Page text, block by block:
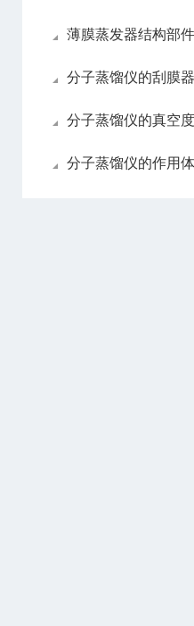
薄膜蒸发器结构部
分子蒸馏仪的刮膜器
分子蒸馏仪的真空度应该
分子蒸馏仪的作用